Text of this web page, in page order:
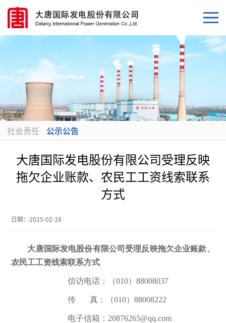
社会责任 公示公告
大唐国际发电股份有限公司受理反映
拖欠企业账款、农民工工资线索联系
方式
日期：2025-02-18
大唐国际发电股份有限公司受理反映拖欠企业账款、
农民工工资线索联系方式
信访电话：（010）88008037
传 真：（010）88008222
电子信箱：20876265@qq.com